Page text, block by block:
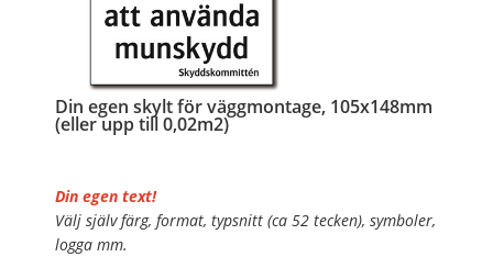
Din egen skylt för väggmontage, 105x148mm
(eller upp till 0,02m2)
Din egen text!
Välj själv färg, format, typsnitt (ca 52 tecken), symboler,
logga mm.